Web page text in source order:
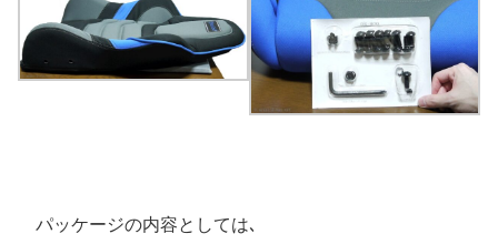
パッケージの内容としては､